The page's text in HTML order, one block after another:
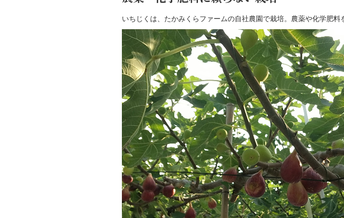
いちじくは、たかみくらファームの自社農園で栽培。農薬や化学肥料